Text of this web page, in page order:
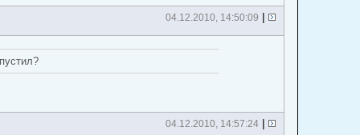
04.12.2010, 14:50:09 |
04.12.2010, 14:57:24 |